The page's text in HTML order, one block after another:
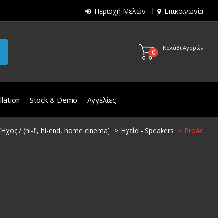
Περιοχή Μελών Επικοινωνία
0
Καλάθι Αγορών
Stock & Demo Αγγελίες
Ήχος / (hi-fi, hi-end, home cinema) Ηχεία - Speakers ProAc